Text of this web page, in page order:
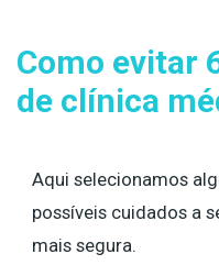
Como evitar
de clínica
Aqui selecionamos
possíveis cuidados a
mais segura.